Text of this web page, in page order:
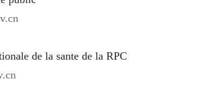
de la sante de la RPC